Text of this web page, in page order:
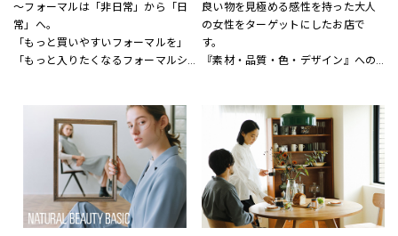
皆さま是非ともお立ち寄り下さい。
店舗スタッフ一同お待ち申し上げて
おります。
～フォーマルは「非日常」から「日
常」へ。
「もっと買いやすいフォーマルを」
「もっと入りたくなるフォーマルシ
結婚式、お別れ、パーティー、そし
てちょっとしたお出かけなど
特別な日も、日常も様々なシーンで
着まわせるアイテムをトータルに
提案する新しいフォーマルコンセプ
トショップ。
良い物を見極める感性を持った大人
の女性をターゲットにしたお店で
す。
『素材・品質・色・デザイン』への
毎日着れるシンプルなものからデザ
インにこだわった商品、そして最新
のお値打ちファッションも用意して
います。
特別なルートで仕入れた商品にきっ
と満足いただけるはずです。